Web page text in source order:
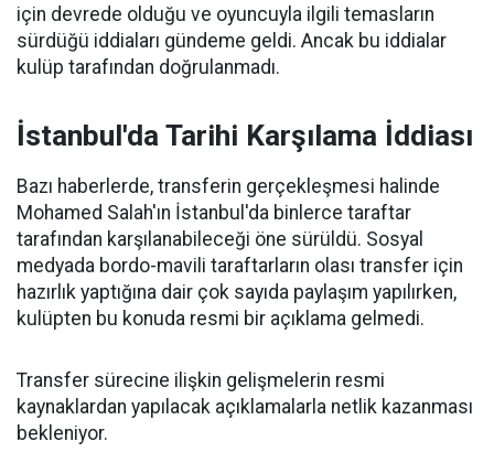
için devrede olduğu ve oyuncuyla ilgili temasların
sürdüğü iddiaları gündeme geldi. Ancak bu iddialar
kulüp tarafından doğrulanmadı.
İstanbul'da Tarihi Karşılama İddiası
Bazı haberlerde, transferin gerçekleşmesi halinde
Mohamed Salah'ın İstanbul'da binlerce taraftar
tarafından karşılanabileceği öne sürüldü. Sosyal
medyada bordo-mavili taraftarların olası transfer için
hazırlık yaptığına dair çok sayıda paylaşım yapılırken,
kulüpten bu konuda resmi bir açıklama gelmedi.
Transfer sürecine ilişkin gelişmelerin resmi
kaynaklardan yapılacak açıklamalarla netlik kazanması
bekleniyor.